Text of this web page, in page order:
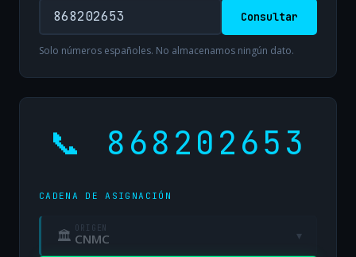
Consultar
Solo números españoles. No almacenamos ningún dato.
📞 868202653
CADENA DE ASIGNACIÓN
🏛 ORIGEN
CNMC ▾